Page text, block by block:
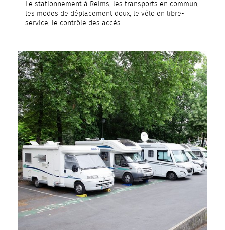
Le stationnement à Reims, les transports en commun,
les modes de déplacement doux, le vélo en libre-
service, le contrôle des accès...